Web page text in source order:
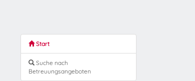
Start
Suche nach
Betreuungsangeboten